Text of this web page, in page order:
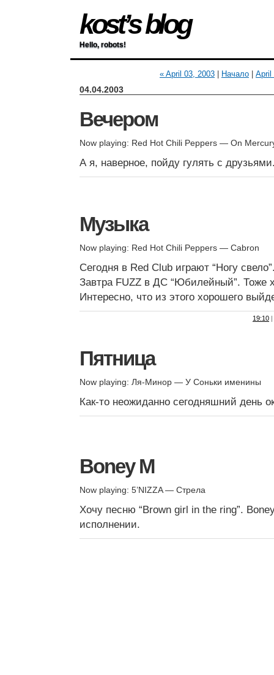
kost’s blog
Hello, robots!
« April 03, 2003 Начало April
04.04.2003
Вечером
Now playing: Red Hot Chili Peppers — On
А я, наверное, пойду гулять с
Музыка
Now playing: Red Hot Chili Peppers — Cabron
Сегодня в Red Club играют “Ногу
Завтра FUZZ в ДС “Юбилейный”. Тоже
Интересно, что из этого хорошего
19:10 |
Пятница
Now playing: Ля-Минор — У Соньки именины
Как-то неожиданно сегодняшний день
Boney M
Now playing: 5’NIZZA — Стрела
Хочу песню “Brown girl in the ring”.
исполнении.